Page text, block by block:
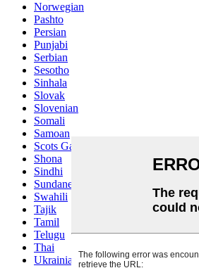
Norwegian
Pashto
Persian
Punjabi
Serbian
Sesotho
Sinhala
Slovak
Slovenian
Somali
Samoan
Scots Gaelic
Shona
Sindhi
Sundanese
Swahili
Tajik
Tamil
Telugu
Thai
Ukrainian